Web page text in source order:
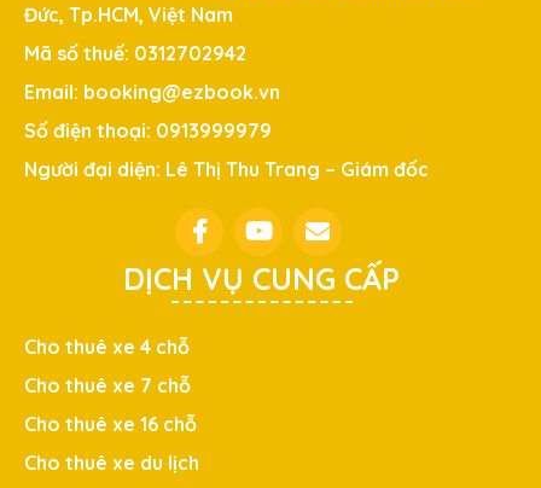
Đức, Tp.HCM, Việt Nam
Mã số thuế: 0312702942
Email: booking@ezbook.vn
Số điện thoại: 0913999979
Người đại diện: Lê Thị Thu Trang – Giám đốc
DỊCH VỤ CUNG CẤP
Cho thuê xe 4 chỗ
Cho thuê xe 7 chỗ
Cho thuê xe 16 chỗ
Cho thuê xe du lịch